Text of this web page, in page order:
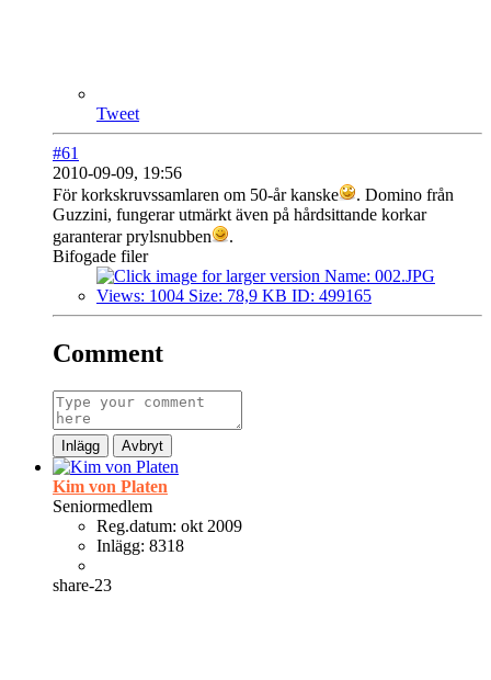
Tweet
#61
2010-09-09, 19:56
För korkskruvssamlaren om 50-år kanske
. Domino från
Guzzini, fungerar utmärkt även på hårdsittande korkar
garanterar prylsnubben
.
Bifogade filer
Comment
Inlägg Avbryt
Kim von Platen
Seniormedlem
Reg.datum: okt 2009
Inlägg: 8318
share-23